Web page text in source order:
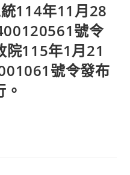
114年11月28
號令
院115年1月21
號令發布